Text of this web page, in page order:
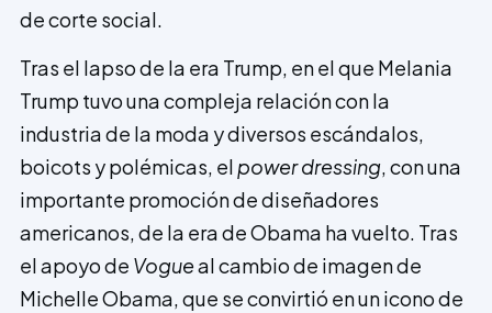
de corte social.
Tras el lapso de la era Trump, en el que Melania
Trump tuvo una compleja relación con la
industria de la moda y diversos escándalos,
boicots y polémicas, el power dressing, con una
importante promoción de diseñadores
americanos, de la era de Obama ha vuelto. Tras
el apoyo de Vogueal cambio de imagen de
Michelle Obama, que se convirtió en un icono de